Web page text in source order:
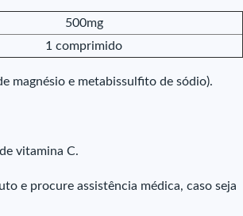
500mg
1 comprimido
magnésio e metabissulfito de sódio).
vitamina C.
e procure assistência médica, caso seja